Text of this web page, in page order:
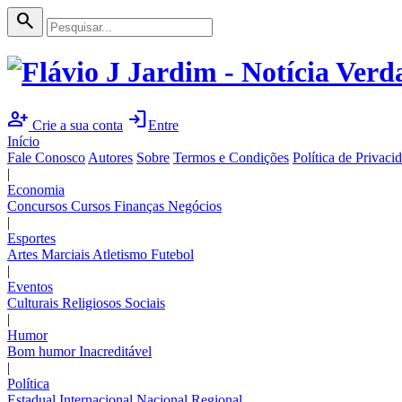
search
person_add Crie a sua conta loginEntre
Início
Fale Conosco Autores Sobre Termos e Condições Política de
|
Economia
Concursos Cursos Finanças Negócios
|
Esportes
Artes Marciais Atletismo Futebol
|
Eventos
Culturais Religiosos Sociais
|
Humor
Bom humorInacreditável
|
Política